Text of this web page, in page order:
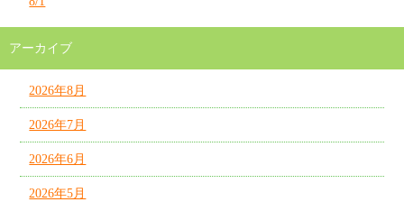
アーカイブ
2026年8月
2026年7月
2026年6月
2026年5月